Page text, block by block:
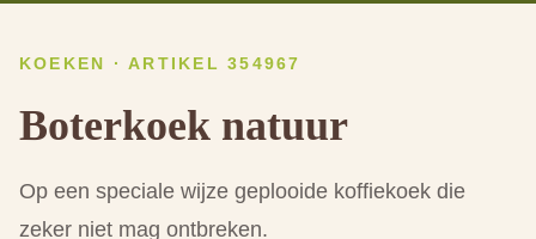
KOEKEN · ARTIKEL 354967
Boterkoek natuur
Op een speciale wijze geplooide koffiekoek die
zeker niet mag ontbreken.